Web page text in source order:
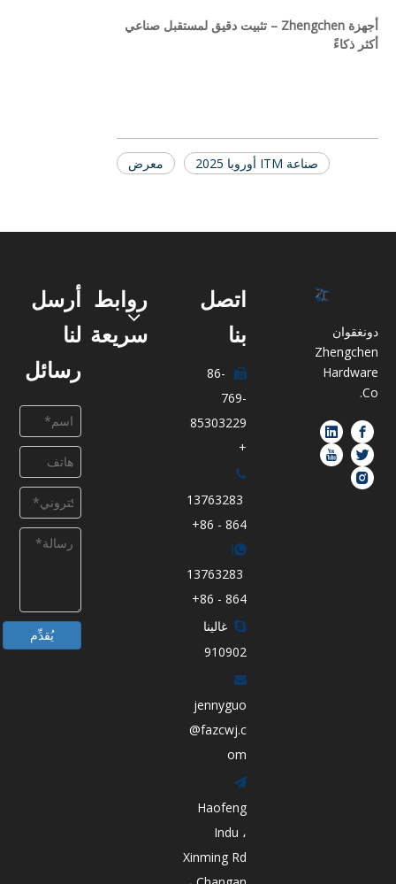
أجهزة Zhengchen – تثبيت دقيق لمستقبل صناعي
أكثر ذكاءً
معرض صناعة ITM أوروبا 2025
دونغقوان
Zhengchen
Hardware
Co.
اتصل
بنا

86-
769-
85303229
+

13763283
864 - 86+

13763283
864 - 86+
 غالينا
910902

jennyguo
@fazcwj.c
om

Haofeng
Indu ،
Xinming Rd
روابط
سريعة
أرسل
لنا
رسائل
يُقدِّم